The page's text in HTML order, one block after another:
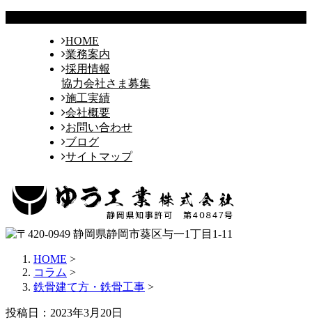
HOME
業務案内
採用情報
協力会社さま募集
施工実績
会社概要
お問い合わせ
ブログ
サイトマップ
HOME >
コラム >
鉄骨建て方・鉄骨工事 >
投稿日：2023年3月20日